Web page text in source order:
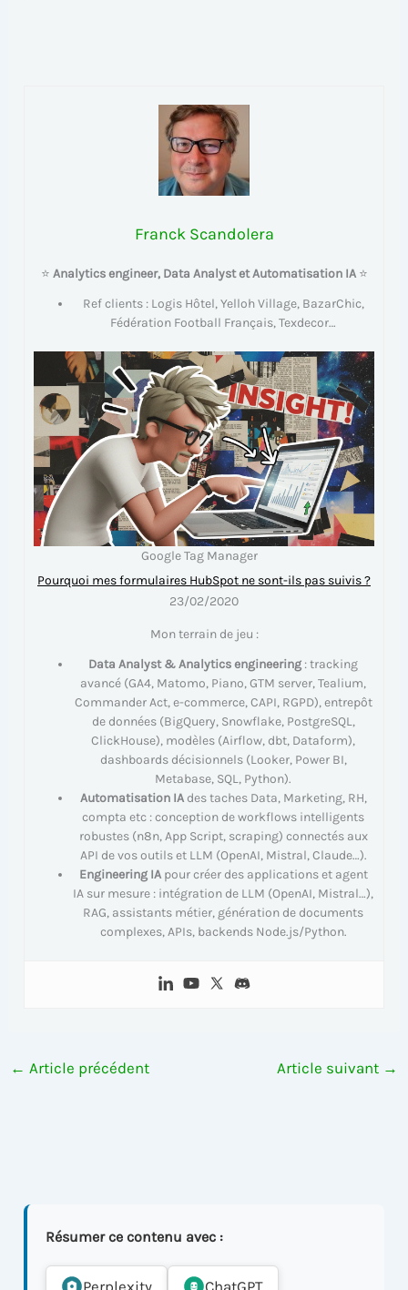
Franck Scandolera
⭐ Analytics engineer, Data Analyst et Automatisation IA⭐
Ref clients : Logis Hôtel, Yelloh Village, BazarChic,
Fédération Football Français, Texdecor…
Google Tag Manager
Pourquoi mes formulaires HubSpot ne sont-ils pas suivis ?
23/02/2020
Mon terrain de jeu :
Data Analyst & Analytics engineering : tracking
avancé (GA4, Matomo, Piano, GTM server, Tealium,
Commander Act, e-commerce, CAPI, RGPD), entrepôt
de données (BigQuery, Snowflake, PostgreSQL,
ClickHouse), modèles (Airflow, dbt, Dataform),
dashboards décisionnels (Looker, Power BI,
Metabase, SQL, Python).
Automatisation IAdes taches Data, Marketing, RH,
compta etc : conception de workflows intelligents
robustes (n8n, App Script, scraping) connectés aux
API de vos outils et LLM (OpenAI, Mistral, Claude…).
Engineering IApour créer des applications et agent
IA sur mesure : intégration de LLM (OpenAI, Mistral…),
RAG, assistants métier, génération de documents
complexes, APIs, backends Node.js/Python.
← Article précédent Article suivant →
Résumer ce contenu avec :
Perplexity ChatGPT